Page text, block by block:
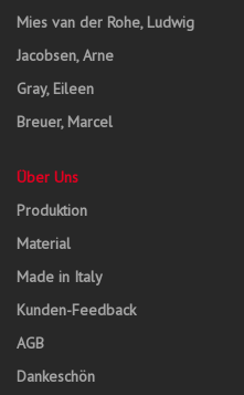
Mies van der Rohe, Ludwig
Jacobsen, Arne
Gray, Eileen
Breuer, Marcel
Über Uns
Produktion
Material
Made in Italy
Kunden-Feedback
AGB
Dankeschön